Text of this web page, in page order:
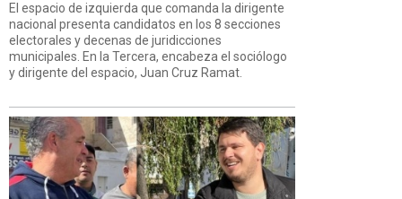
El espacio de izquierda que comanda la dirigente
nacional presenta candidatos en los 8 secciones
electorales y decenas de juridicciones
municipales. En la Tercera, encabeza el sociólogo
y dirigente del espacio, Juan Cruz Ramat.